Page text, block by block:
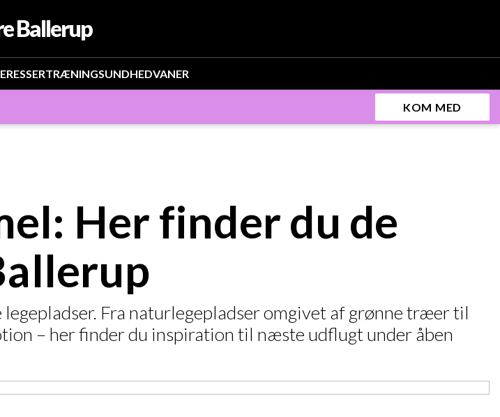
Ballerup
TRÆNINGSUNDHEDVANER
KOM MED
Her finder du de
Fra naturlegepladser omgivet af grønne træer til
– her finder du inspiration til næste udflugt under åben